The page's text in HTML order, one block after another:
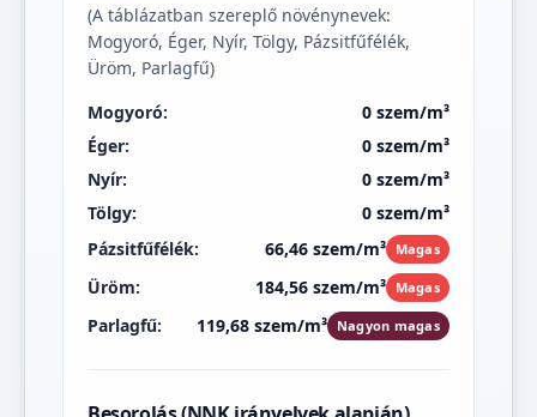
(A táblázatban szereplő növénynevek:
Mogyoró, Éger, Nyír, Tölgy, Pázsitfűfélék,
Üröm, Parlagfű)
Mogyoró:
0 szem/m³
Éger:
0 szem/m³
Nyír:
0 szem/m³
Tölgy:
0 szem/m³
Pázsitfűfélék:
66,46 szem/m³ Magas
Üröm: 184,56 szem/m³ Magas
Parlagfű: 119,68 szem/m³ Nagyon magas